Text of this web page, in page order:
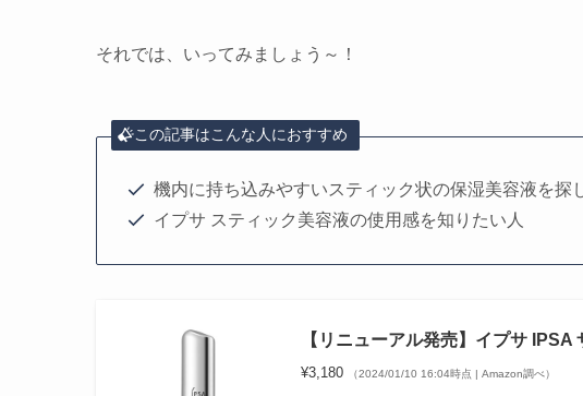
それでは、いってみましょう～！
この記事はこんな人におすすめ
機内に持ち込みやすいスティック状の保湿美容液を探
イプサ スティック美容液の使用感を知りたい人
【リニューアル発売】イプサ
¥3,180 （2024/01/10 16:04時点 | Amazon調べ）